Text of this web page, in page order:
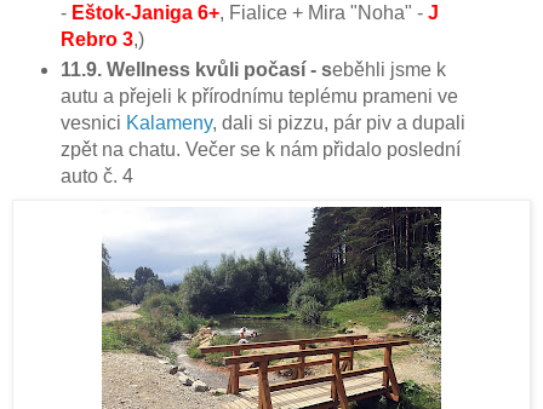
- Eštok-Janiga 6+, Fialice + Mira "Noha" - J
Rebro 3,)
11.9. Wellness kvůli počasí - seběhli jsme k
autu a přejeli k přírodnímu teplému prameni ve
vesnici Kalameny, dali si pizzu, pár piv a dupali
zpět na chatu. Večer se k nám přidalo poslední
auto č. 4